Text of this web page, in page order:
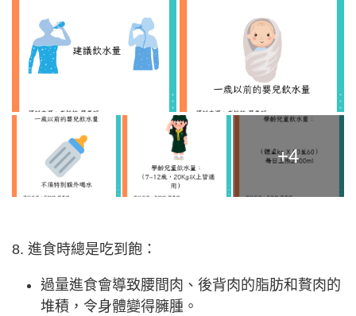
+4
8. 進食時總是吃到飽：
過量進食會導致腰間肉、後背肉的脂肪和贅肉的
堆積，令身體變得臃腫。